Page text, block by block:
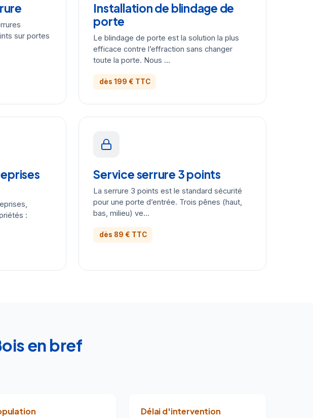
sur portes
Installation de blindage de
porte
Le blindage de porte est la solution la plus
efficace contre l’effraction sans changer
toute la porte. Nous …
dès 199 € TTC
:
Service serrure 3 points
La serrure 3 points est le standard sécurité
pour une porte d’entrée. Trois pênes (haut,
bas, milieu) ve…
dès 89 € TTC
en bref
Délai d'intervention